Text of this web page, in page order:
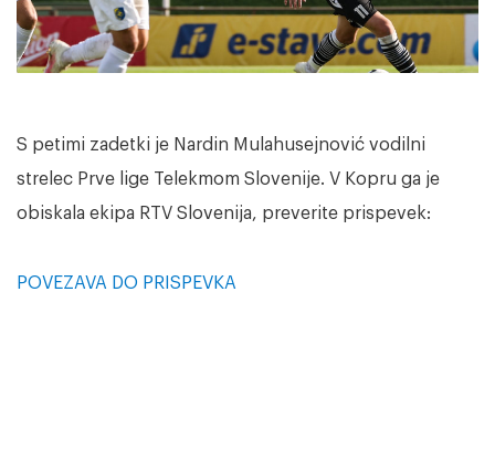
S petimi zadetki je Nardin Mulahusejnović vodilni
strelec Prve lige Telekmom Slovenije. V Kopru ga je
obiskala ekipa RTV Slovenija, preverite prispevek:
POVEZAVA DO PRISPEVKA